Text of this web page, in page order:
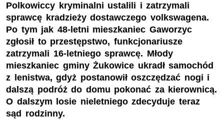
Polkowiccy kryminalni ustalili i zatrzymali
sprawcę kradzieży dostawczego volkswagena.
Po tym jak 48-letni mieszkaniec Gaworzyc
zgłosił to przestępstwo, funkcjonariusze
zatrzymali 16-letniego sprawcę. Młody
mieszkaniec gminy Żukowice ukradł samochód
z lenistwa, gdyż postanowił oszczędzać nogi i
dalszą podróż do domu pokonać za kierownicą.
O dalszym losie nieletniego zdecyduje teraz
sąd rodzinny.